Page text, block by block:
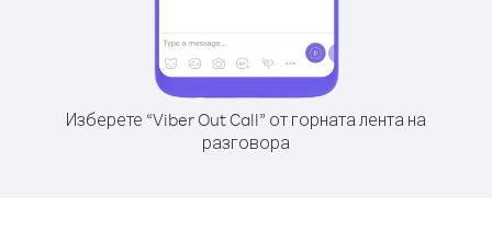
Изберете “Viber Out Call” от горната лента на
разговора